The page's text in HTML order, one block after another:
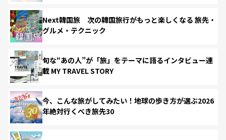
Next韓国旅 次の韓国旅行がもっと楽しくなる 旅先・
グルメ・テクニック
旬な“あの人”が「旅」をテーマに語るインタビュー連
載 MY TRAVEL STORY
今、こんな旅がしてみたい！地球の歩き方が選ぶ2026
年絶対行くべき旅先30